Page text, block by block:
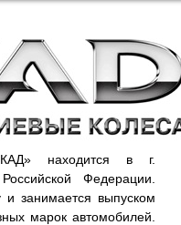
находится в г.
Федерации.
занимается выпуском
марок автомобилей.